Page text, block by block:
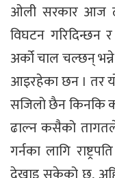
ओली सरकार आज
विघटन गरिदिन्छन
अर्को चाल चल्छन्
आइरहेका छन । तर
सजिलो छैन किनकि
ढाल्न कसैको
गर्नका लागि